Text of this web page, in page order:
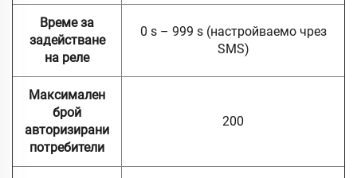
Време за
задействане
на реле
0 s – 999 s (настройваемо чрез
SMS)
Максимален
брой
авторизирани
потребители
200